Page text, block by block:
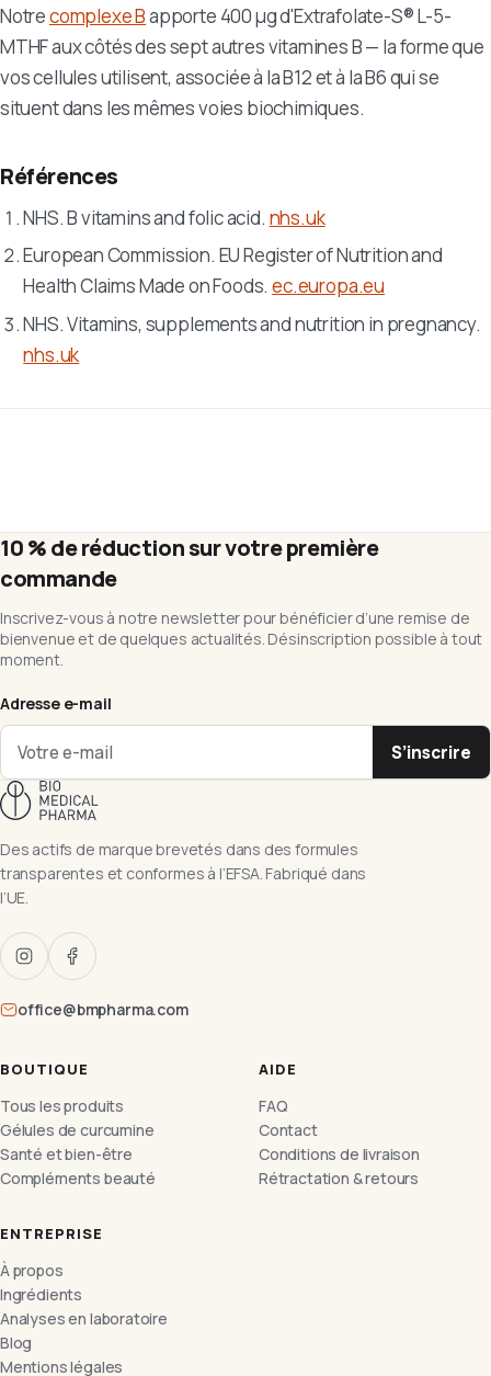
Notrecomplexe Bapporte 400 µg d'Extrafolate-S® L-5-
MTHF aux côtés des sept autres vitamines B — la forme que
vos cellules utilisent, associée à la B12 et à la B6 qui se
situent dans les mêmes voies biochimiques.
Références
NHS. B vitamins and folic acid. nhs.uk
European Commission. EU Register of Nutrition and
Health Claims Made on Foods.ec.europa.eu
NHS. Vitamins, supplements and nutrition in pregnancy.
nhs.uk
10 % de réduction sur votre première
commande
Inscrivez-vous à notre newsletter pour bénéficier d’une remise de
bienvenue et de quelques actualités. Désinscription possible à tout
moment.
Adresse e-mail
S’inscrire
Des actifs de marque brevetés dans des formules
transparentes et conformes à l’EFSA. Fabriqué dans
l’UE.
office@bmpharma.com
BOUTIQUE
Tous les produits
Gélules de curcumine
Santé et bien-être
Compléments beauté
AIDE
FAQ
Contact
Conditions de livraison
Rétractation & retours
ENTREPRISE
À propos
Ingrédients
Analyses en laboratoire
Blog
Mentions légales